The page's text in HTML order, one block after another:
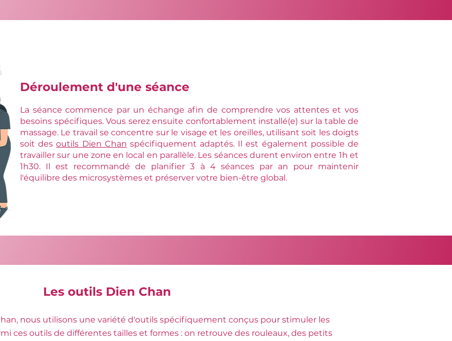
Déroulement d'une séance
La séance commence par un échange afin de comprendre vos attentes et vos
besoins spécifiques. Vous serez ensuite confortablement installé(e) sur la table de
massage. Le travail se concentre sur le visage et les oreilles, utilisant soit les doigts
soit desoutils Dien Chan spécifiquement adaptés. Il est également possible de
travailler sur une zone en local en parallèle. Les séances durent environ entre 1h et
1h30. Il est recommandé de planifier 3 à 4 séances par an pour maintenir
l'équilibre des microsystèmes et préserver votre bien-être global.
Les outils Dien Chan
nous utilisons une variété d'outils spécifiquement conçus pour stimuler les
ces outils de différentes tailles et formes : on retrouve des rouleaux, des petits